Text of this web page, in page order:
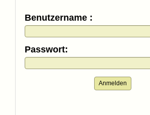
Benutzername :
Passwort:
Anmelden